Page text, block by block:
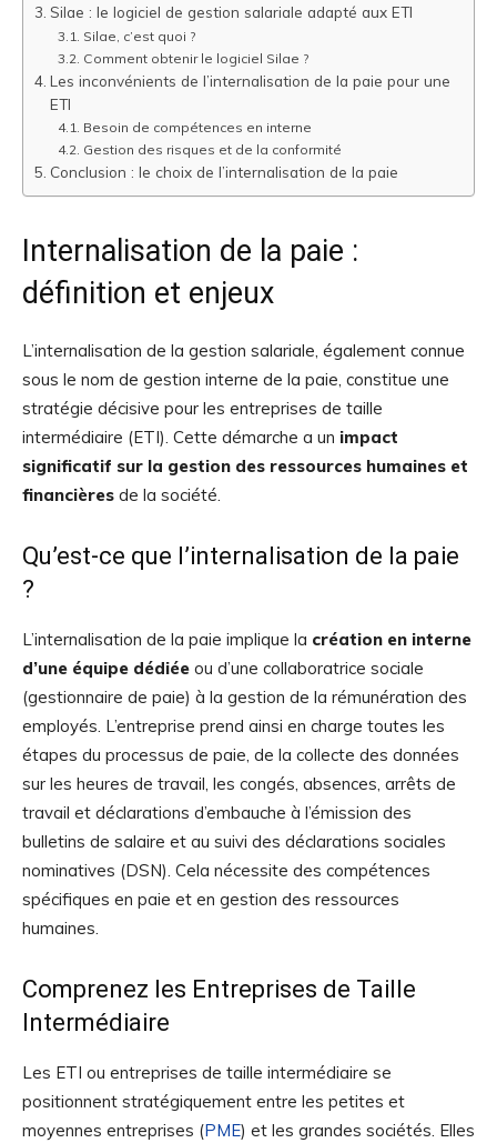
Silae : le logiciel de gestion salariale adapté aux ETI
Silae, c’est quoi ?
Comment obtenir le logiciel Silae ?
Les inconvénients de l’internalisation de la paie pour une
ETI
Besoin de compétences en interne
Gestion des risques et de la conformité
Conclusion : le choix de l’internalisation de la paie
Internalisation de la paie :
définition et enjeux
L’internalisation de la gestion salariale, également connue
sous le nom de gestion interne de la paie, constitue une
stratégie décisive pour les entreprises de taille
intermédiaire (ETI). Cette démarche a un impact
significatif sur la gestion des ressources humaines et
financières de la société.
Qu’est-ce que l’internalisation de la paie
?
L’internalisation de la paie implique la création en interne
d’une équipe dédiée ou d’une collaboratrice sociale
(gestionnaire de paie) à la gestion de la rémunération des
employés. L’entreprise prend ainsi en charge toutes les
étapes du processus de paie, de la collecte des données
sur les heures de travail, les congés, absences, arrêts de
travail et déclarations d’embauche à l’émission des
bulletins de salaire et au suivi des déclarations sociales
nominatives (DSN). Cela nécessite des compétences
spécifiques en paie et en gestion des ressources
humaines.
Comprenez les Entreprises de Taille
Intermédiaire
Les ETI ou entreprises de taille intermédiaire se
positionnent stratégiquement entre les petites et
moyennes entreprises (PME) et les grandes sociétés. Elles